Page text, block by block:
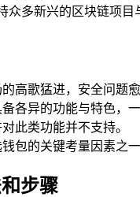
多新兴的区块链项
高歌猛进，安全问题
各异的功能与特色，
此类功能并不支持。
包的关键考量因素之
步骤